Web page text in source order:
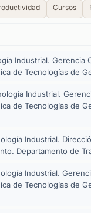
Cursos
Industrial.
de Tecnologías de
Industrial.
de Tecnologías de
Industrial.
Departamento de
Industrial.
de Tecnologías de